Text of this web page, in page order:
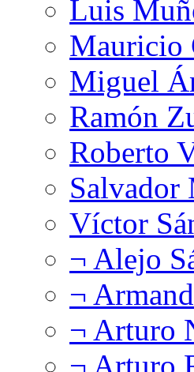
Luis
Mauricio
Miguel
Ramón
Roberto
Salvador
Víctor
¬ Alejo
¬
¬ Arturo
¬ Arturo